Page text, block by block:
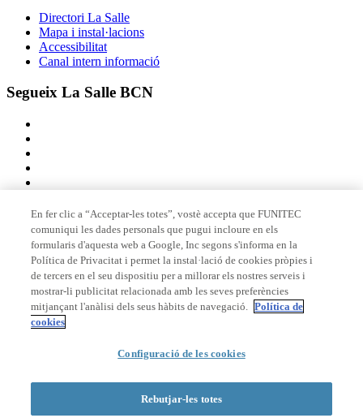
Directori La Salle
Mapa i instal·lacions
Accessibilitat
Canal intern informació
Segueix La Salle BCN
Membre de
Acreditacions
© 2026 La Salle Campus Barcelona - URL |Avís legal
Formulari de cerca
En fer clic a “Acceptar-les totes”, vostè accepta que FUNITEC
comuniqui les dades personals que pugui incloure en els
formularis d'aquesta web a Google, Inc segons s'informa en la
Política de Privacitat i permet la instal·lació de cookies pròpies i
de tercers en el seu dispositiu per a millorar els nostres serveis i
mostrar-li publicitat relacionada amb les seves preferències
mitjançant l'anàlisi dels seus hàbits de navegació. Política de
cookies
Configuració de les cookies
Rebutjar-les totes